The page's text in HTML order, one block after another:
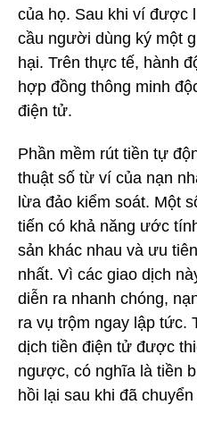
của họ. Sau khi ví được
cầu người dùng ký một
hại. Trên thực tế, hành
hợp đồng thông minh
điện tử.
Phần mềm rút tiền tự
thuật số từ ví của nạn
lừa đảo kiểm soát. Một
tiến có khả năng ước
sản khác nhau và ưu
nhất. Vì các giao dịch
diễn ra nhanh chóng,
ra vụ trộm ngay lập tức.
dịch tiền điện tử được
ngược, có nghĩa là tiền
hồi lại sau khi đã chuyển